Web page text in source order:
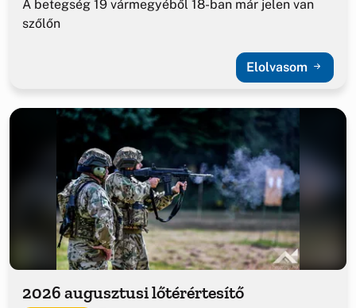
A betegség 19 vármegyéből 18-ban már jelen van
szőlőn
Elolvasom
2026 augusztusi lőtérértesítő